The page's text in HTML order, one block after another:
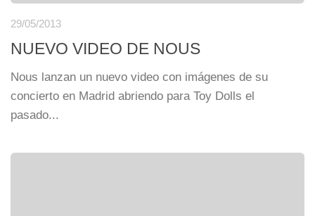
29/05/2013
NUEVO VIDEO DE NOUS
Nous lanzan un nuevo video con imágenes de su
concierto en Madrid abriendo para Toy Dolls el
pasado...